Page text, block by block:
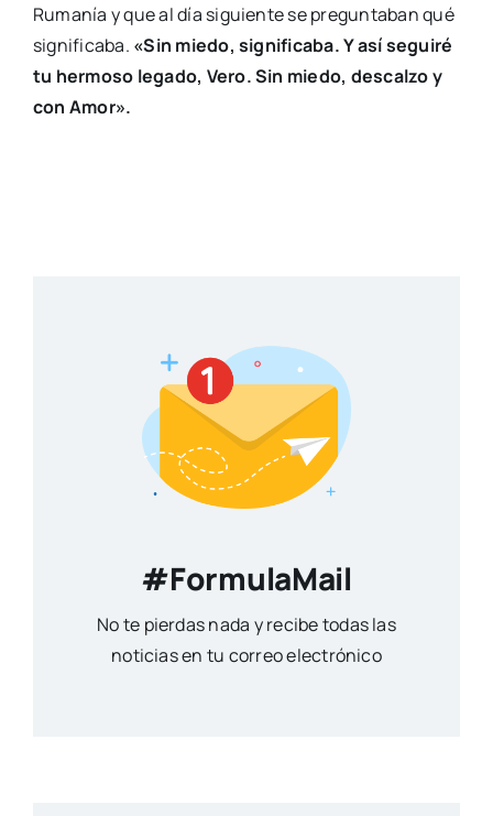
Rumanía y que al día siguiente se preguntaban qué
significaba. «Sin miedo, significaba. Y así seguiré
tu hermoso legado, Vero. Sin miedo, descalzo y
con Amor».
#FormulaMail
No te pierdas nada y recibe todas las
noticias en tu correo electrónico